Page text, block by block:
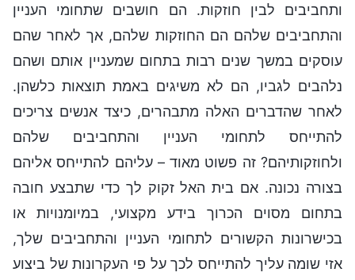
ותחביבים לבין חוזקות. הם חושבים שתחומי העניין
והתחביבים שלהם הם החוזקות שלהם, אך לאחר שהם
עוסקים במשך שנים רבות בתחום שמעניין אותם ושהם
נלהבים לגביו, הם לא משיגים באמת תוצאות כלשהן.
לאחר שהדברים האלה מתבהרים, כיצד אנשים צריכים
להתייחס לתחומי העניין והתחביבים שלהם
ולחוזקותיהם? זה פשוט מאוד – עליהם להתייחס אליהם
בצורה נכונה. אם בית האל זקוק לך כדי שתבצע חובה
בתחום מסוים הכרוך בידע מקצועי, במיומנויות או
בכישרונות הקשורים לתחומי העניין והתחביבים שלך,
אזי שומה עליך להתייחס לכך על פי העקרונות של ביצוע